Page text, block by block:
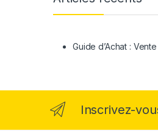
Guide d’Achat :
Inscrivez-